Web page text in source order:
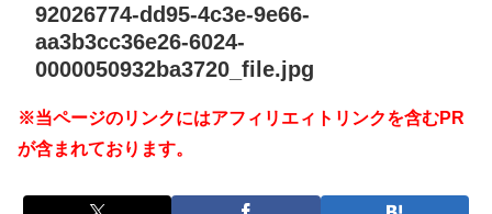
92026774-dd95-4c3e-9e66-
aa3b3cc36e26-6024-
0000050932ba3720_file.jpg
※当ページのリンクにはアフィリエィトリンクを含むPR
が含まれております。